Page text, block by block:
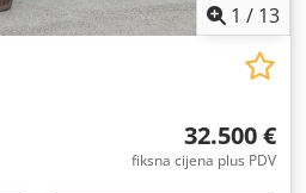
1 / 13
32.500 €
fiksna cijena plus PDV